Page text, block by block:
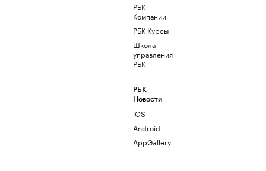
РБК
Компании
РБК Курсы
Школа
управления
РБК
РБК
Новости
iOS
Android
AppGallery